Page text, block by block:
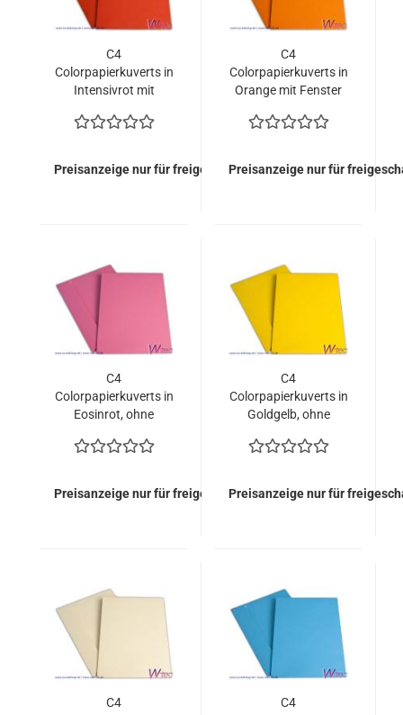
C4
Colorpapierkuverts in
Intensivrot mit
= 170,00 EURO)
Preisanzeige nur für freigeschaltete Kunden
C4
Colorpapierkuverts in
Orange mit Fenster
170,00 EURO)
Preisanzeige nur für
C4
Colorpapierkuverts in
Eosinrot, ohne
= 126,00 EURO)
Preisanzeige nur für freigeschaltete Kunden
C4
Colorpapierkuverts in
Goldgelb, ohne
= 126,00 EURO)
Preisanzeige nur für
C4
C4